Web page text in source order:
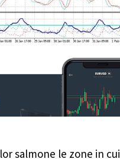
salmone le zone in cui